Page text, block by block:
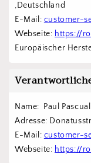
,Deutschland
E-Mail: customer-
Webseite: https://
Europäischer
Name:  Paul
Adresse:
E-Mail: customer-
Webseite: https://